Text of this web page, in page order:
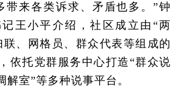
带来各类诉求、矛盾也多。”钟
王小平介绍，社区成立由“两
联、网格员、群众代表等组成的
依托党群服务中心打造“群众说
解室”等多种说事平台。